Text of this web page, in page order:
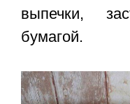
выпечки,
бумагой.